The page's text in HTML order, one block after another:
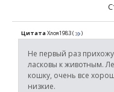
ЦитатаХлоя1983( )
Не первый раз
ласковы к животным.
кошку, очень все
низкие.